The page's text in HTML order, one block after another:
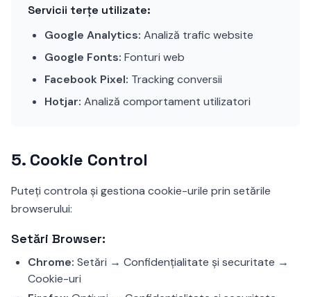
Servicii terțe utilizate:
Google Analytics: Analiză trafic website
Google Fonts: Fonturi web
Facebook Pixel: Tracking conversii
Hotjar: Analiză comportament utilizatori
5. Cookie Control
Puteți controla și gestiona cookie-urile prin setările
browserului:
Setări Browser:
Chrome: Setări → Confidențialitate și securitate →
Cookie-uri